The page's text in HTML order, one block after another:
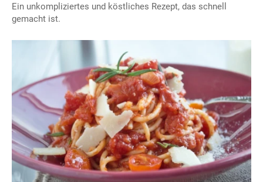
Ein unkompliziertes und köstliches Rezept, das schnell
gemacht ist.